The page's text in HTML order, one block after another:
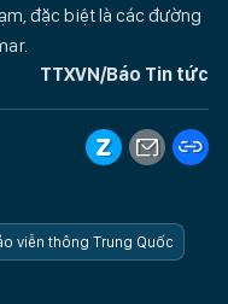
đặc biệt là các đường
TTXVN/Báo Tin tức
viễn thông Trung Quốc